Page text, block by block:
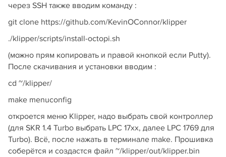
через SSH также вводим команду :
git clone https://github.com/KevinOConnor/klipper
./klipper/scripts/install-octopi.sh
(можно прям копировать и правой кнопкой если Putty).
После скачивания и установки вводим :
cd ~/klipper/
make menuconfig
откроется меню Klipper, надо выбрать свой контроллер
(для SKR 1.4 Turbo выбрать LPC 17xx, далее LPC 1769 для
Turbo). Всё, после нажать в терминале make. Прошивка
соберётся и создастся файл ~/klipper/out/klipper.bin